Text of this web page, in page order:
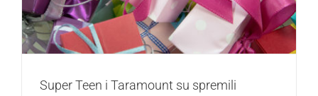
Super Teen i Taramount su spremili